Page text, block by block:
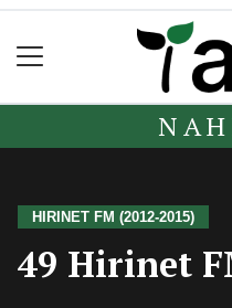
HIRINET FM (2012-2015)
49 Hirinet